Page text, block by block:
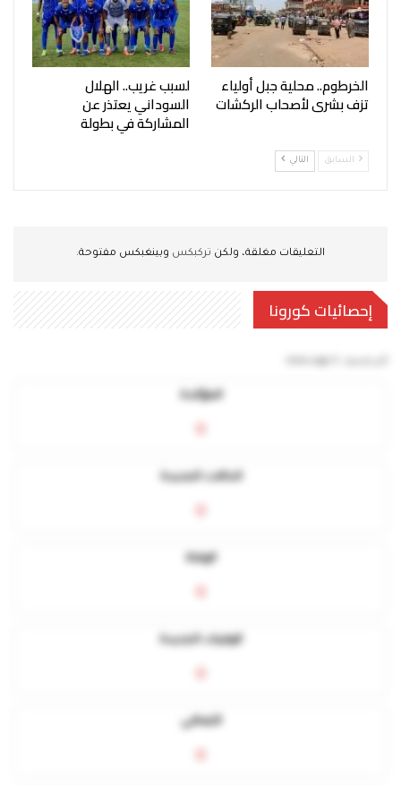
الخرطوم.. محلية جبل أولياء
تزف بشرى لأصحاب الركشات
لسبب غريب.. الهلال
السوداني يعتذر عن
المشاركة في بطولة
السابق التالي
التعليقات مغلقة، ولكن تركبكس وبينغبكس مفتوحة.
إحصائيات كورونا
التعافي